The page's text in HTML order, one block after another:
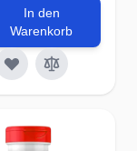
In den
Warenkorb